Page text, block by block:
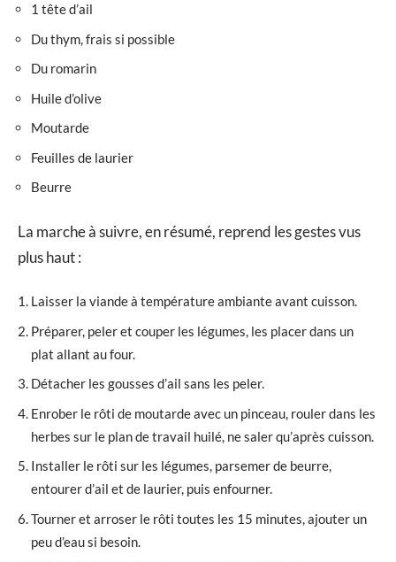
1 tête d’ail
Du thym, frais si possible
Du romarin
Huile d’olive
Moutarde
Feuilles de laurier
Beurre
La marche à suivre, en résumé, reprend les gestes vus
plus haut :
Laisser la viande à température ambiante avant cuisson.
Préparer, peler et couper les légumes, les placer dans un
plat allant au four.
Détacher les gousses d’ail sans les peler.
Enrober le rôti de moutarde avec un pinceau, rouler dans les
herbes sur le plan de travail huilé, ne saler qu’après cuisson.
Installer le rôti sur les légumes, parsemer de beurre,
entourer d’ail et de laurier, puis enfourner.
Tourner et arroser le rôti toutes les 15 minutes, ajouter un
peu d’eau si besoin.